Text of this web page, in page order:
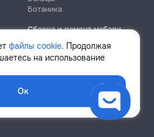
файлы cookie. Продолжая
на использование
Ок
Ботаника
Сборка и ремонт мебели
Кишинёв
Ботаника